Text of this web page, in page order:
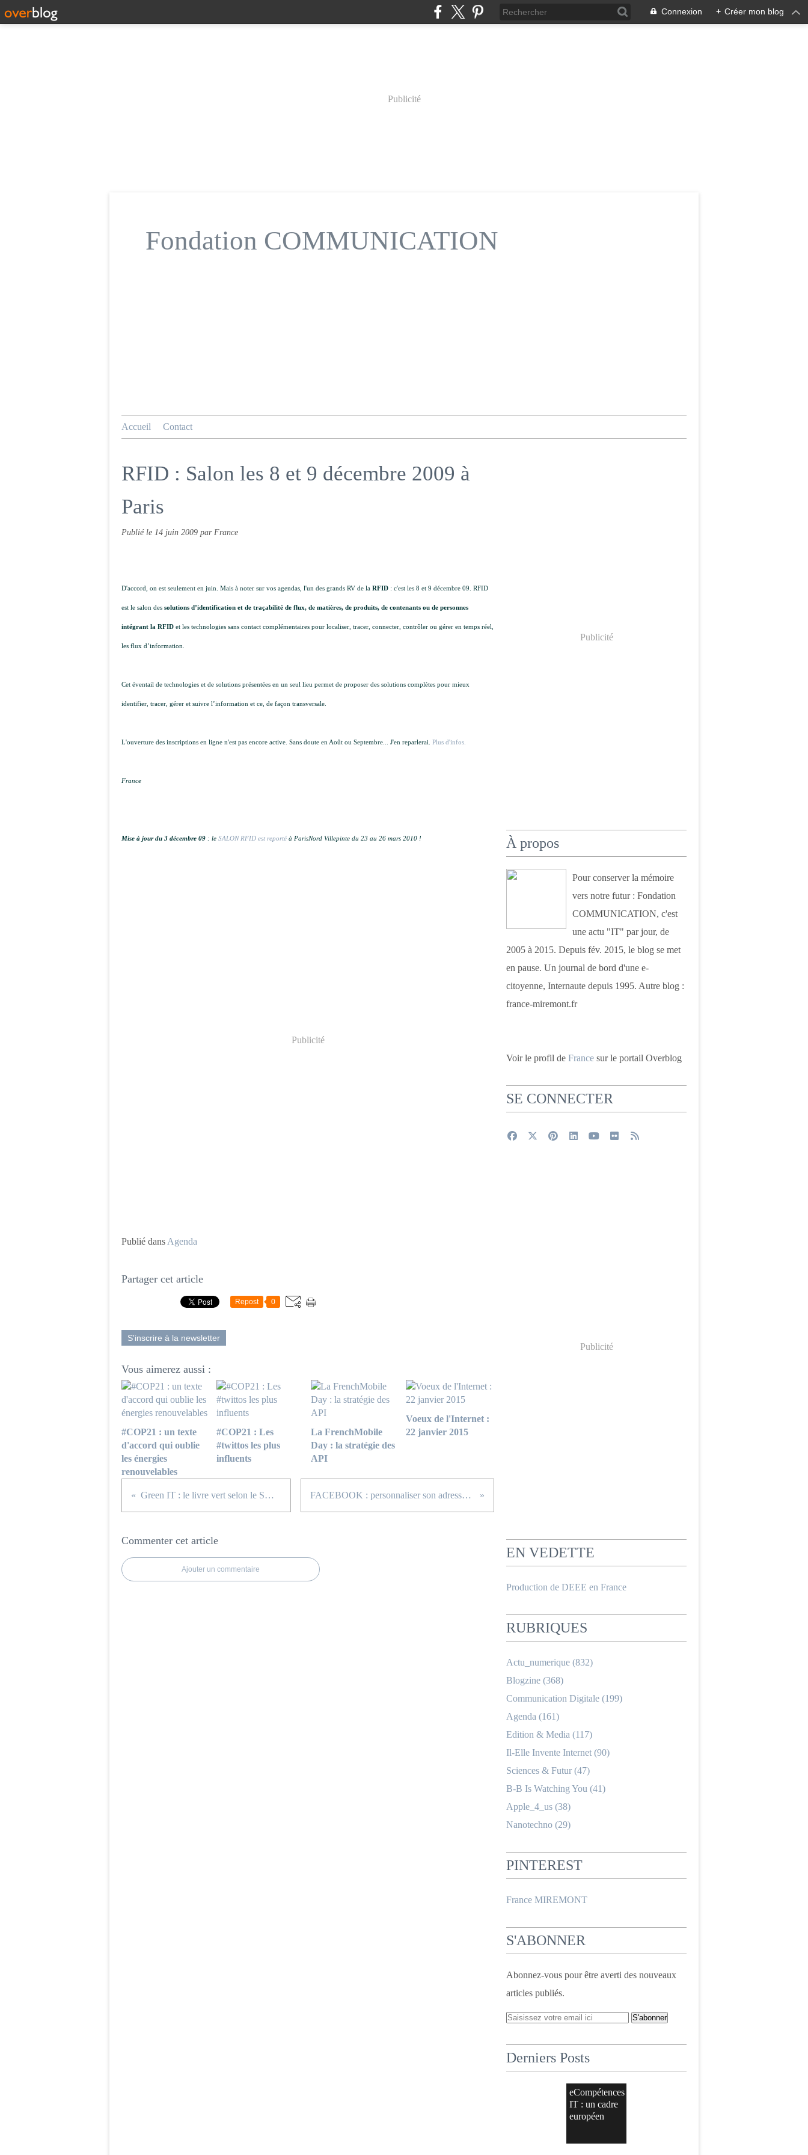
Connexion + Créer mon blog
Publicité
Fondation COMMUNICATION
Accueil Contact
RFID : Salon les 8 et 9 décembre 2009 à
Paris
Publié le 14 juin 2009 par France
D'accord, on est seulement en juin. Mais à noter sur vos agendas, l'un des grands RV de la RFID : c'est les 8 et 9 décembre 09. RFID
est le salon des solutions d’identification et de traçabilité de flux, de matières, de produits, de contenants ou de personnes
intégrant la RFID et les technologies sans contact complémentaires pour localiser, tracer, connecter, contrôler ou gérer en temps réel,
les flux d’information.
Cet éventail de technologies et de solutions présentées en un seul lieu permet de proposer des solutions complètes pour mieux
identifier, tracer, gérer et suivre l’information et ce, de façon transversale.
L'ouverture des inscriptions en ligne n'est pas encore active. Sans doute en Août ou Septembre... J'en reparlerai. Plus d'infos.
France
Mise à jour du 3 décembre 09 : le SALON RFID est reporté à ParisNord Villepinte du 23 au 26 mars 2010 !
Publicité
Publié dans Agenda
Partager cet article
Repost 0
S'inscrire à la newsletter
Vous aimerez aussi :
#COP21 : un texte
d'accord qui oublie
les énergies
renouvelables
#COP21 : Les
#twittos les plus
influents
La FrenchMobile
Day : la stratégie des
API
Voeux de l'Internet :
22 janvier 2015
Green IT : le livre vert selon le SYNTEC FACEBOOK : personnaliser son adresse (URL)
Commenter cet article
Ajouter un commentaire
Publicité
À propos
Pour conserver la mémoire
vers notre futur : Fondation
COMMUNICATION, c'est
une actu "IT" par jour, de
2005 à 2015. Depuis fév. 2015, le blog se met
en pause. Un journal de bord d'une e-
citoyenne, Internaute depuis 1995. Autre blog :
france-miremont.fr
Voir le profil de France sur le portail Overblog
SE CONNECTER
Publicité
EN VEDETTE
Production de DEEE en France
RUBRIQUES
Actu_numerique (832)
Blogzine (368)
Communication Digitale (199)
Agenda (161)
Edition & Media (117)
Il-Elle Invente Internet (90)
Sciences & Futur (47)
B-B Is Watching You (41)
Apple_4_us (38)
Nanotechno (29)
PINTEREST
France MIREMONT
S'ABONNER
Abonnez-vous pour être averti des nouveaux
articles publiés.
Derniers Posts
eCompétences
IT : un cadre
européen